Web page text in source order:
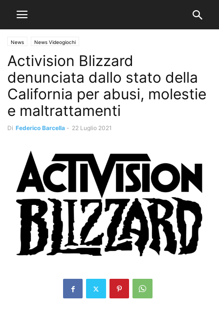
News News Videogiochi
Activision Blizzard
denunciata dallo stato della
California per abusi, molestie
e maltrattamenti
Di Federico Barcella - 22 Luglio 2021